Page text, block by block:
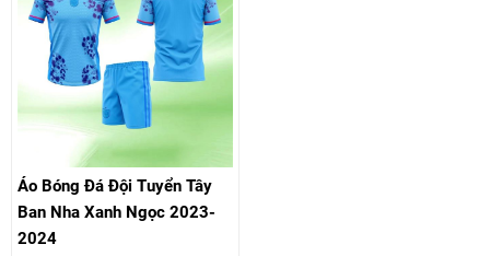
Áo Bóng Đá Đội Tuyển Tây
Ban Nha Xanh Ngọc 2023-
2024